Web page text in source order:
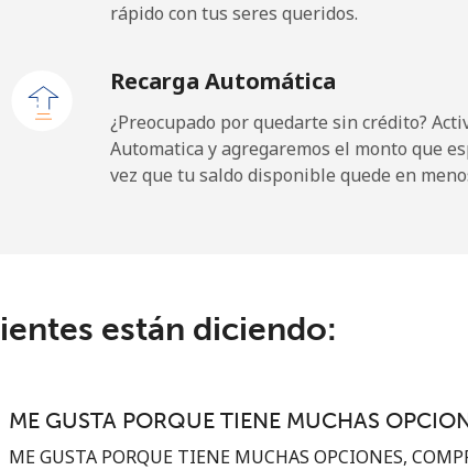
50 min por ⁦$5⁩ -
12 min por ⁦$5⁩
rápido con tus seres queridos.
Recarga Automática
¿Preocupado por quedarte sin crédito?
Automatica y agregaremos el monto que
vez que tu saldo disponible quede en
están diciendo:
ME GUSTA PORQUE TIENE MUCHAS
ME GUSTA PORQUE TIENE MUCHAS OPCIONES,